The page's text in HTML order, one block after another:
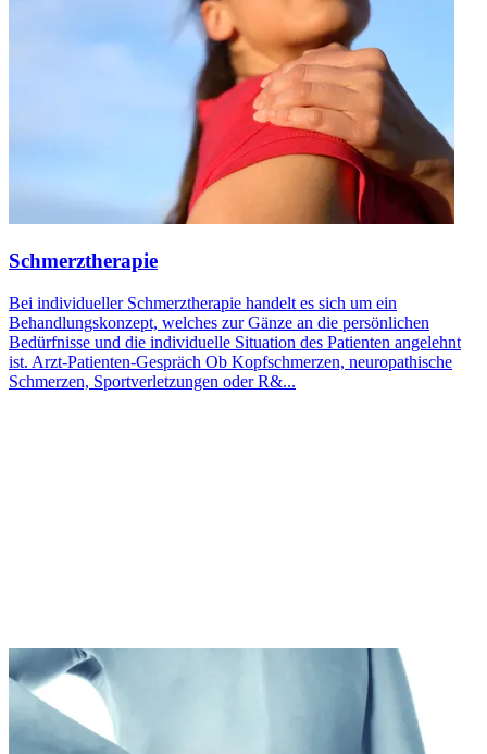
Schmerztherapie
Bei individueller Schmerztherapie handelt es sich um ein
Behandlungskonzept, welches zur Gänze an die persönlichen
Bedürfnisse und die individuelle Situation des Patienten angelehnt
ist. Arzt-Patienten-Gespräch Ob Kopfschmerzen, neuropathische
Schmerzen, Sportverletzungen oder R&...